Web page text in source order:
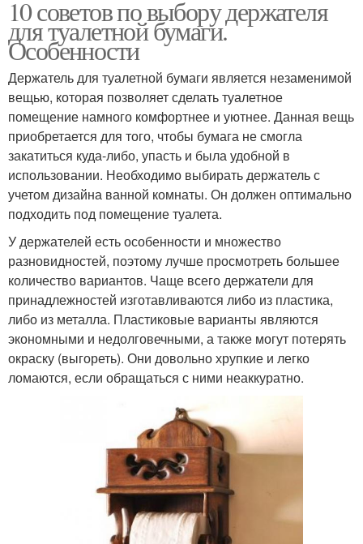
10 советов по выбору держателя
для туалетной бумаги.
Особенности
Держатель для туалетной бумаги является незаменимой
вещью, которая позволяет сделать туалетное
помещение намного комфортнее и уютнее. Данная вещь
приобретается для того, чтобы бумага не смогла
закатиться куда-либо, упасть и была удобной в
использовании. Необходимо выбирать держатель с
учетом дизайна ванной комнаты. Он должен оптимально
подходить под помещение туалета.
У держателей есть особенности и множество
разновидностей, поэтому лучше просмотреть большее
количество вариантов. Чаще всего держатели для
принадлежностей изготавливаются либо из пластика,
либо из металла. Пластиковые варианты являются
экономными и недолговечными, а также могут потерять
окраску (выгореть). Они довольно хрупкие и легко
ломаются, если обращаться с ними неаккуратно.